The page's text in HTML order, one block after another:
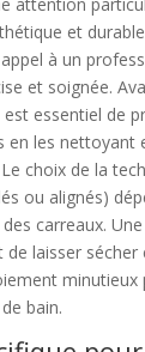
et
à un
et soignée.
essentiel de
en les nettoyant
choix de la
ou alignés)
carreaux.
laisser
minutieux
bain.